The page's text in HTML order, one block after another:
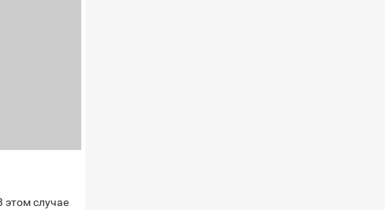
этом случае